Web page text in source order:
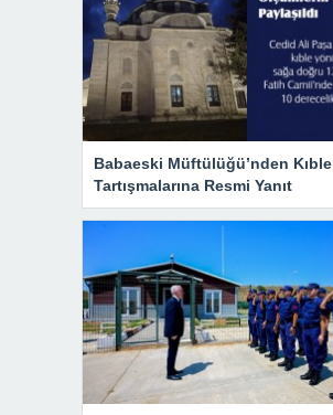
Babaeski Müftülüğü’nden Kıble
Tartışmalarına Resmi Yanıt